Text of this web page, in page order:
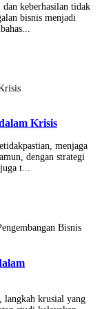
dan keberhasilan tidak
bisnis menjadi
Krisis
menjaga
dengan strategi
t...
langkah krusial yang